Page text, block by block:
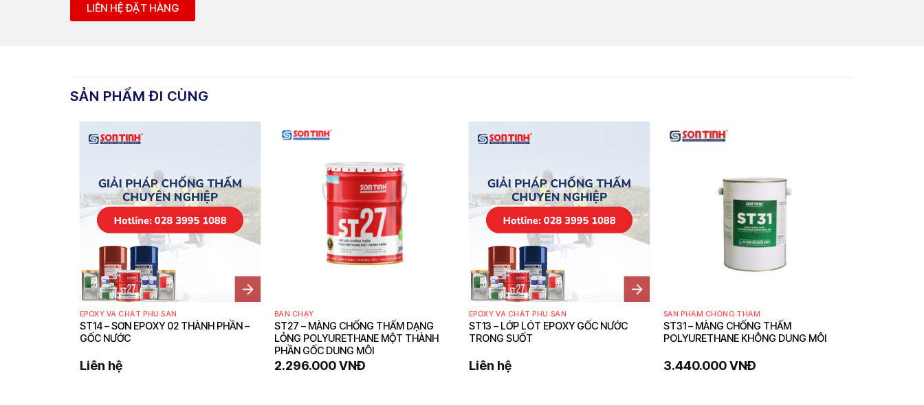
LIÊN HỆ ĐẶT HÀNG
EPOXY VÀ CHẤT PHỦ SÀN
ST14 – SƠN EPOXY 02 THÀNH PHẦN –
GỐC NƯỚC
Liên hệ
BÁN CHẠY
ST27 – MÀNG CHỐNG THẤM DẠNG
LỎNG POLYURETHANE MỘT THÀNH
PHẦN GỐC DUNG MÔI
2.296.000VNĐ
EPOXY VÀ CHẤT PHỦ SÀN
ST13 – LỚP LÓT EPOXY GỐC NƯỚC
TRONG SUỐT
Liên hệ
SẢN PHẨM CHỐNG THẤM
ST31 – MÀNG CHỐNG THẤM
POLYURETHANE KHÔNG DUNG MÔI
3.440.000VNĐ